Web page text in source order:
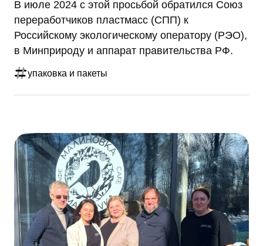
В июле 2024 с этой просьбой обратился Союз
переработчиков пластмасс (СПП) к
Российскому экологическому оператору (РЭО),
в Минприроду и аппарат правительства РФ.
упаковка и пакеты